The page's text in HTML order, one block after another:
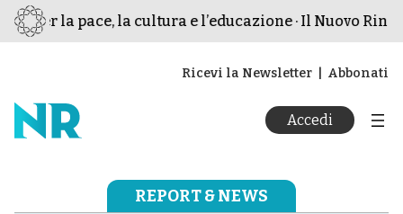
per la pace, la cultura e l’educazione · Il Nuovo
Ricevi la Newsletter Abbonati
Accedi
REPORT & NEWS